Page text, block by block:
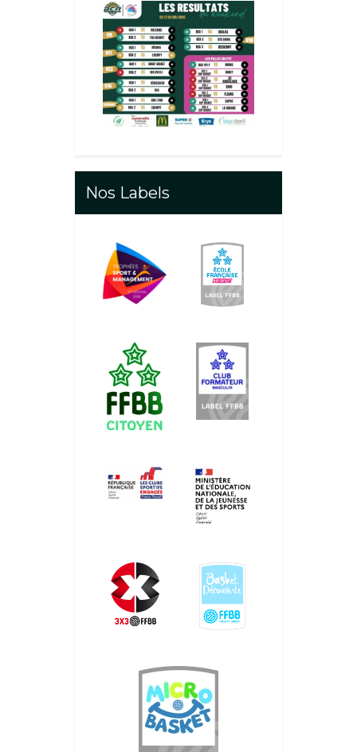
Nos Labels